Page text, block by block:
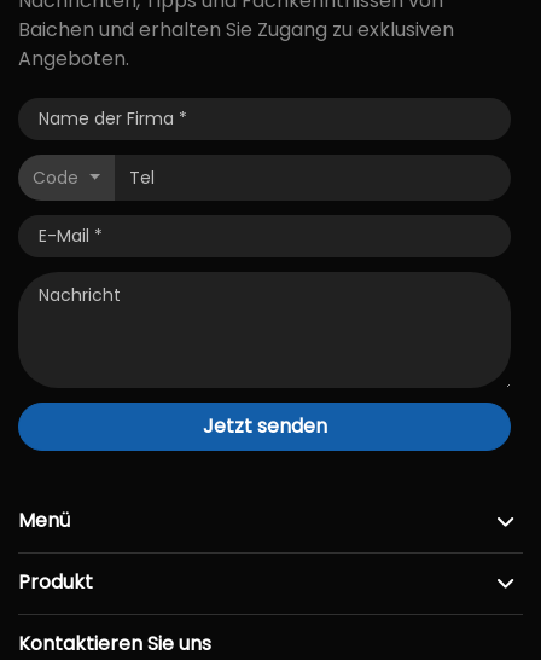
Baichen und erhalten Sie Zugang zu exklusiven
Angeboten.
Code
Jetzt senden
Menü
Produkt
Kontaktieren Sie uns